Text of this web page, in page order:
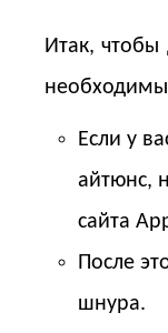
Итак, чтобы
Если у
айтюнс,
сайта
После
шнура.